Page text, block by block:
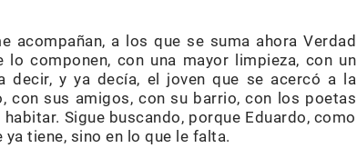
acompañan, a los que se suma ahora Verdad
componen, con una mayor limpieza, con un
decir, y ya decía, el joven que se acercó a la
con sus amigos, con su barrio, con los poetas
Sigue buscando, porque Eduardo, como
tiene, sino en lo que le falta.